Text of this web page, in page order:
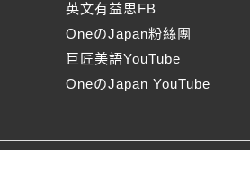
英文有益思FB
OneのJapan粉絲團
巨匠美語YouTube
OneのJapan YouTube